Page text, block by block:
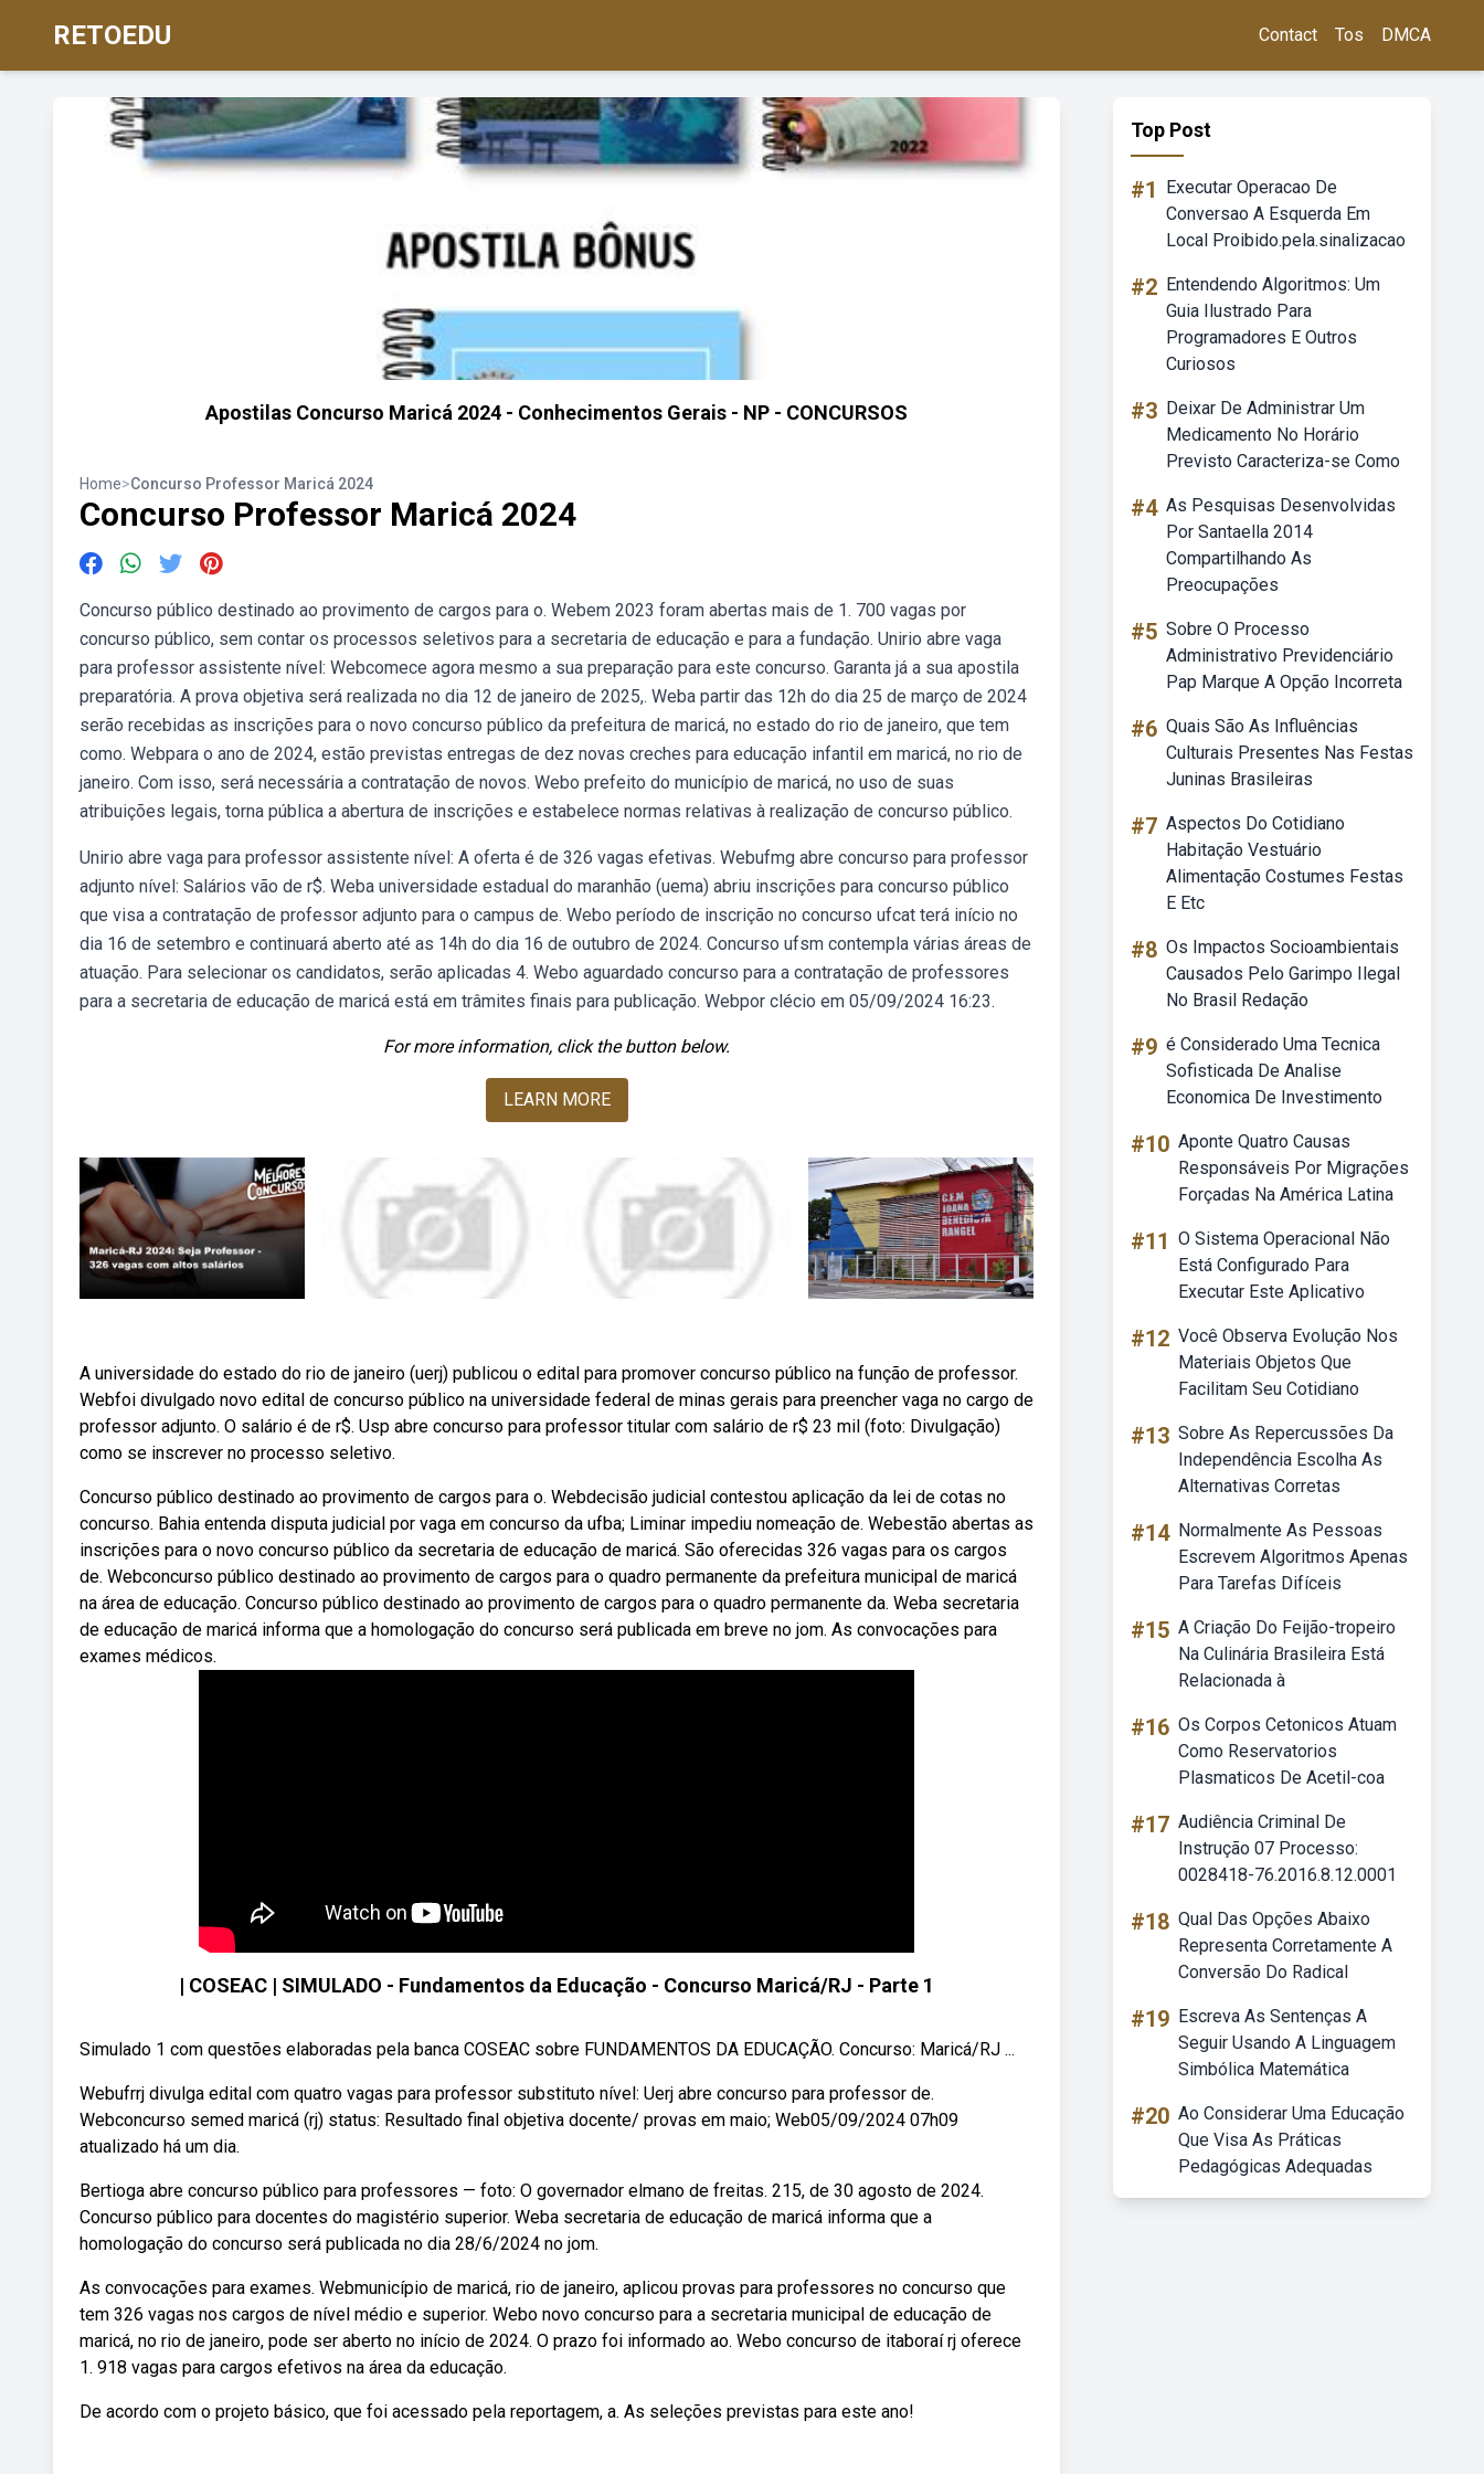
RETOEDU Contact Tos DMCA
Apostilas Concurso Maricá 2024 - Conhecimentos Gerais - NP - CONCURSOS
Home>Concurso Professor Maricá 2024
Concurso Professor Maricá 2024
Concurso público destinado ao provimento de cargos para o. Webem 2023 foram abertas mais de 1. 700 vagas por
concurso público, sem contar os processos seletivos para a secretaria de educação e para a fundação. Unirio abre vaga
para professor assistente nível: Webcomece agora mesmo a sua preparação para este concurso. Garanta já a sua apostila
preparatória. A prova objetiva será realizada no dia 12 de janeiro de 2025,. Weba partir das 12h do dia 25 de março de 2024
serão recebidas as inscrições para o novo concurso público da prefeitura de maricá, no estado do rio de janeiro, que tem
como. Webpara o ano de 2024, estão previstas entregas de dez novas creches para educação infantil em maricá, no rio de
janeiro. Com isso, será necessária a contratação de novos. Webo prefeito do município de maricá, no uso de suas
atribuições legais, torna pública a abertura de inscrições e estabelece normas relativas à realização de concurso público.
Unirio abre vaga para professor assistente nível: A oferta é de 326 vagas efetivas. Webufmg abre concurso para professor
adjunto nível: Salários vão de r$. Weba universidade estadual do maranhão (uema) abriu inscrições para concurso público
que visa a contratação de professor adjunto para o campus de. Webo período de inscrição no concurso ufcat terá início no
dia 16 de setembro e continuará aberto até as 14h do dia 16 de outubro de 2024. Concurso ufsm contempla várias áreas de
atuação. Para selecionar os candidatos, serão aplicadas 4. Webo aguardado concurso para a contratação de professores
para a secretaria de educação de maricá está em trâmites finais para publicação. Webpor clécio em 05/09/2024 16:23.
For more information, click the button below.
LEARN MORE
A universidade do estado do rio de janeiro (uerj) publicou o edital para promover concurso público na função de professor.
Webfoi divulgado novo edital de concurso público na universidade federal de minas gerais para preencher vaga no cargo de
professor adjunto. O salário é de r$. Usp abre concurso para professor titular com salário de r$ 23 mil (foto: Divulgação)
como se inscrever no processo seletivo.
Concurso público destinado ao provimento de cargos para o. Webdecisão judicial contestou aplicação da lei de cotas no
concurso. Bahia entenda disputa judicial por vaga em concurso da ufba; Liminar impediu nomeação de. Webestão abertas as
inscrições para o novo concurso público da secretaria de educação de maricá. São oferecidas 326 vagas para os cargos
de. Webconcurso público destinado ao provimento de cargos para o quadro permanente da prefeitura municipal de maricá
na área de educação. Concurso público destinado ao provimento de cargos para o quadro permanente da. Weba secretaria
de educação de maricá informa que a homologação do concurso será publicada em breve no jom. As convocações para
exames médicos.
| COSEAC | SIMULADO - Fundamentos da Educação - Concurso Maricá/RJ - Parte 1
Simulado 1 com questões elaboradas pela banca COSEAC sobre FUNDAMENTOS DA EDUCAÇÃO. Concurso: Maricá/RJ ...
Webufrrj divulga edital com quatro vagas para professor substituto nível: Uerj abre concurso para professor de.
Webconcurso semed maricá (rj) status: Resultado final objetiva docente/ provas em maio; Web05/09/2024 07h09
atualizado há um dia.
Bertioga abre concurso público para professores — foto: O governador elmano de freitas. 215, de 30 agosto de 2024.
Concurso público para docentes do magistério superior. Weba secretaria de educação de maricá informa que a
homologação do concurso será publicada no dia 28/6/2024 no jom.
As convocações para exames. Webmunicípio de maricá, rio de janeiro, aplicou provas para professores no concurso que
tem 326 vagas nos cargos de nível médio e superior. Webo novo concurso para a secretaria municipal de educação de
maricá, no rio de janeiro, pode ser aberto no início de 2024. O prazo foi informado ao. Webo concurso de itaboraí rj oferece
1. 918 vagas para cargos efetivos na área da educação.
De acordo com o projeto básico, que foi acessado pela reportagem, a. As seleções previstas para este ano!
Top Post
#1
Executar Operacao De
Conversao A Esquerda Em
Local Proibido.pela.sinalizacao
#2 Entendendo Algoritmos: Um
Guia Ilustrado Para
Programadores E Outros
Curiosos
#3 Deixar De Administrar Um
Medicamento No Horário
Previsto Caracteriza-se Como
#4 As Pesquisas Desenvolvidas
Por Santaella 2014
Compartilhando As
Preocupações
#5 Sobre O Processo
Administrativo Previdenciário
Pap Marque A Opção Incorreta
#6 Quais São As Influências
Culturais Presentes Nas Festas
Juninas Brasileiras
#7 Aspectos Do Cotidiano
Habitação Vestuário
Alimentação Costumes Festas
E Etc
#8 Os Impactos Socioambientais
Causados Pelo Garimpo Ilegal
No Brasil Redação
#9 é Considerado Uma Tecnica
Sofisticada De Analise
Economica De Investimento
#10 Aponte Quatro Causas
Responsáveis Por Migrações
Forçadas Na América Latina
#11 O Sistema Operacional Não
Está Configurado Para
Executar Este Aplicativo
#12 Você Observa Evolução Nos
Materiais Objetos Que
Facilitam Seu Cotidiano
#13 Sobre As Repercussões Da
Independência Escolha As
Alternativas Corretas
#14 Normalmente As Pessoas
Escrevem Algoritmos Apenas
Para Tarefas Difíceis
#15 A Criação Do Feijão-tropeiro
Na Culinária Brasileira Está
Relacionada à
#16 Os Corpos Cetonicos Atuam
Como Reservatorios
Plasmaticos De Acetil-coa
#17 Audiência Criminal De
Instrução 07 Processo:
0028418-76.2016.8.12.0001
#18 Qual Das Opções Abaixo
Representa Corretamente A
Conversão Do Radical
#19 Escreva As Sentenças A
Seguir Usando A Linguagem
Simbólica Matemática
#20 Ao Considerar Uma Educação
Que Visa As Práticas
Pedagógicas Adequadas